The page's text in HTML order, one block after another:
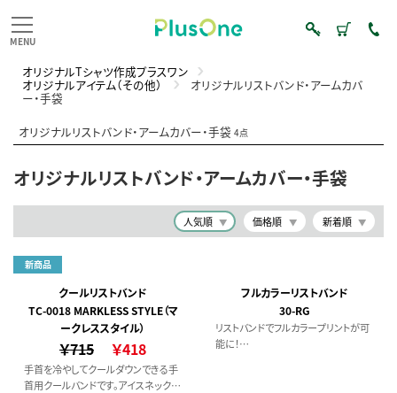
オリジナルTシャツ作成プラスワン
オリジナルアイテム（その他） オリジナルリストバンド・アームカバ
ー・手袋
オリジナルリストバンド・アームカバー・手袋4点
オリジナルリストバンド・アームカバー・手袋
人気順 価格順 新着順
新商品
クールリストバンド
TC-0018 MARKLESS STYLE（マ
ークレススタイル）
￥715 ￥418
手首を冷やしてクールダウンできる手
首用クールバンドです。アイスネックリ
フルカラーリストバンド
30-RG
リストバンドでフルカラープリントが可
能に！